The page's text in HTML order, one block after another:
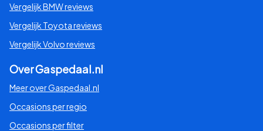
Vergelijk BMW reviews
Vergelijk Toyota reviews
Vergelijk Volvo reviews
Over Gaspedaal.nl
Meer over Gaspedaal.nl
Occasions per regio
Occasions per filter